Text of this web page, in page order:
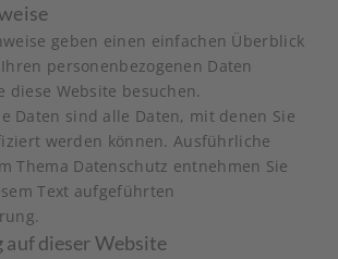
geben einen einfachen Überblick
personenbezogenen Daten
diese Website besuchen.
Daten sind alle Daten, mit denen Sie
werden können. Ausführliche
Thema Datenschutz entnehmen Sie
Text aufgeführten
auf dieser Website